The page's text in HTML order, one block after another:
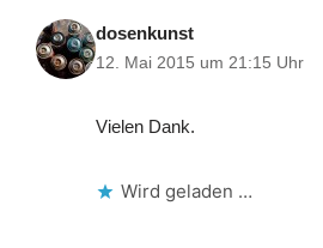
dosenkunst
12. Mai 2015 um 21:15 Uhr
Vielen Dank.
Wird geladen …